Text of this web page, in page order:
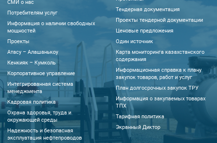
CМИ о нас
Потребителям услуг
Информация о наличии свободных
мощностей
Проекты
Атасу – Алашанькоу
Кенкияк – Кумколь
Корпоративное управление
Интегрированная система
менеджмента
Кадровая политика
Охрана здоровья, труда и
окружающей среды
Надежность и безопасная
эксплуатация нефтепроводов
Тендерная документация
Проекты тендерной документации
Ценовые предложения
Один источник
Карта мониторинга казахстанского
содержания
Информационная справка к плану
закупок товаров, работ и услуг
План долгосрочных закупок ТРУ
Информация о закупаемых товарах
ТПХ
Тарифная политика
Экранный Диктор